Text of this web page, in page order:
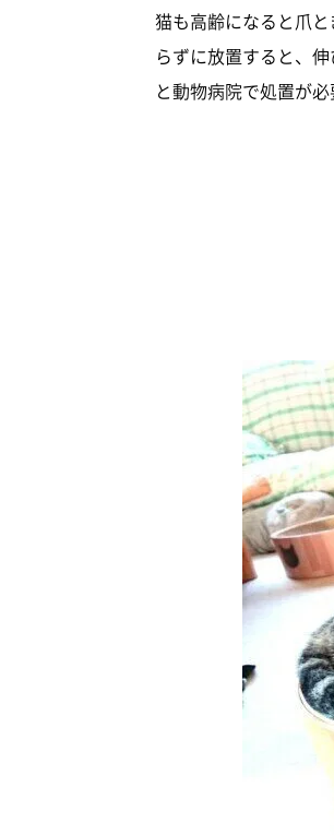
猫も高齢になると爪
らずに放置すると、
と動物病院で処置が